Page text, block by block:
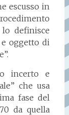
escusso in
definisce
e oggetto di
incerto e
che usa
fase del
da quella